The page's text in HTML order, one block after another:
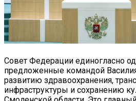
Совет Федерации единогласно
предложенные командой
развитию здравоохранения,
инфраструктуры и сохранению